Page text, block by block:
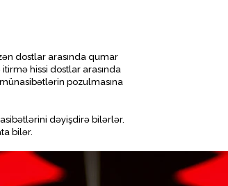
dostlar arasında qumar
hissi dostlar arasında
pozulmasına
dəyişdirə bilərlər.
bilər.